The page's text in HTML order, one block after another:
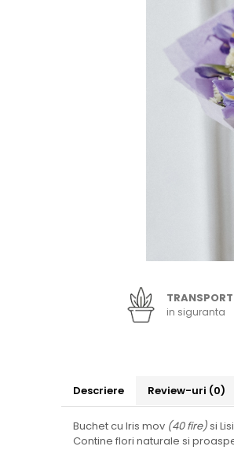
TRANSPORT
in siguranta
Descriere Review-uri (0)
Buchet cu Iris mov (40 fire)si
Contine flori naturale si